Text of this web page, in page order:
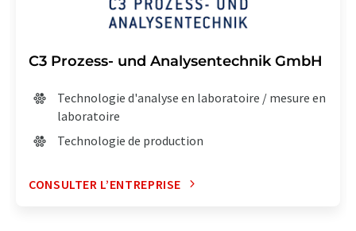
C3 Prozess- und Analysentechnik GmbH
Technologie d'analyse en laboratoire / mesure en
laboratoire
Technologie de production
CONSULTER L’ENTREPRISE